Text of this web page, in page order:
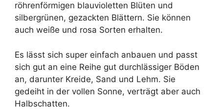
röhrenförmigen blauvioletten Blüten und
silbergrünen, gezackten Blättern. Sie können
auch weiße und rosa Sorten erhalten.
Es lässt sich super einfach anbauen und passt
sich gut an eine Reihe gut durchlässiger Böden
an, darunter Kreide, Sand und Lehm. Sie
gedeiht in der vollen Sonne, verträgt aber auch
Halbschatten.